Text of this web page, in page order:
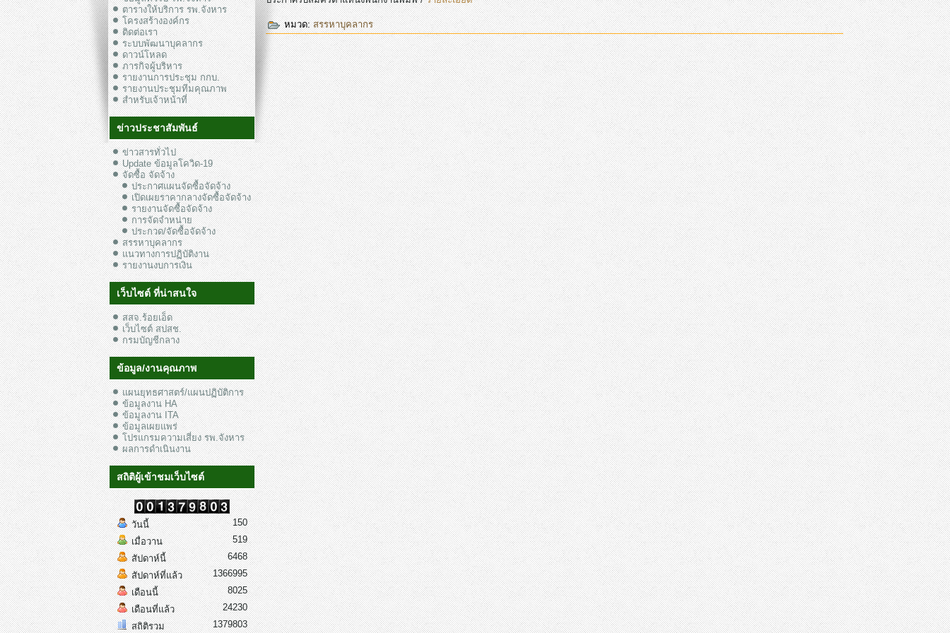
ตารางให้บริการ รพ.จังหาร
โครงสร้างองค์กร
ติดต่อเรา
ระบบพัฒนาบุคลากร
ดาวน์โหลด
ภารกิจผู้บริหาร
รายงานการประชุม กกบ.
รายงานประชุมทีมคุณภาพ
สำหรับเจ้าหน้าที่
ข่าวประชาสัมพันธ์
ข่าวสารทั่วไป
Update ข้อมูลโควิด-19
จัดซื้อ จัดจ้าง
ประกาศแผนจัดซื้อจัดจ้าง
เปิดเผยราคากลางจัดซื้อจัดจ้าง
รายงานจัดซื้อจัดจ้าง
การจัดจำหน่าย
ประกวด/จัดซื้อจัดจ้าง
สรรหาบุคลากร
แนวทางการปฏิบัติงาน
รายงานงบการเงิน
เว็บไซต์ ที่น่าสนใจ
สสจ.ร้อยเอ็ด
เว็บไซต์ สปสช.
กรมบัญชีกลาง
ข้อมูล/งานคุณภาพ
แผนยุทธศาสตร์/แผนปฏิบัติการ
ข้อมูลงาน HA
ข้อมูลงาน ITA
ข้อมูลเผยแพร่
โปรแกรมความเสี่ยง รพ.จังหาร
ผลการดำเนินงาน
สถิติผู้เข้าชมเว็บไซต์
วันนี้
เมื่อวาน
สัปดาห์นี้
สัปดาห์ที่แล้ว
เดือนนี้
เดือนที่แล้ว
สถิติรวม
150
519
6468
1366995
8025
24230
1379803
หมวด:สรรหาบุคลากร